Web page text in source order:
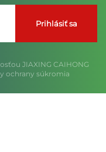
Prihlásiť sa
JIAXING CAIHONG
ochrany súkromia